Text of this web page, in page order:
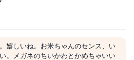
嬉しいね。お米ちゃんのセンス、い
。メガネのちいかわとかめちゃいい